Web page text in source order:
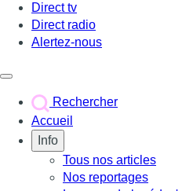
Direct tv
Direct radio
Alertez-nous
Rechercher
Accueil
Info
Tous nos articles
Nos reportages